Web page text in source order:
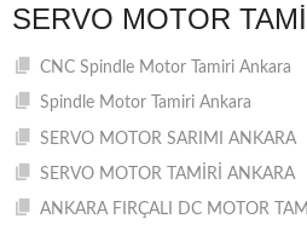
SERVO MOTOR
CNC Spindle Motor Tamiri Ankara
Spindle Motor Tamiri Ankara
SERVO MOTOR SARIMI ANKARA
SERVO MOTOR TAMİRİ ANKARA
ANKARA FIRÇALI DC MOTOR